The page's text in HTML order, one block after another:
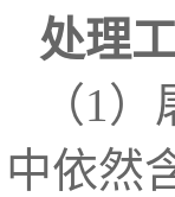
处理
（1）
中依然